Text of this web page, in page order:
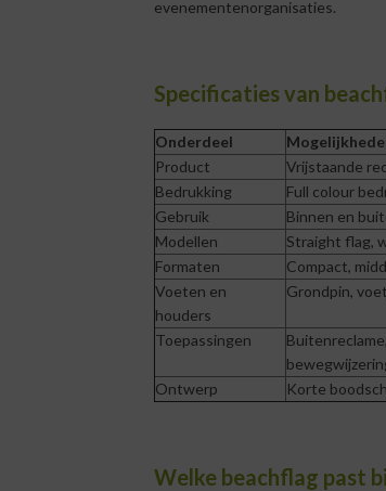
evenementenorganisaties.
Specificaties van
Onderdeel
Product
Vrijstaande
Bedrukking
Full colour
Gebruik
Binnen en
Modellen
Straight flag,
Formaten
Compact,
Voeten en
houders
Grondpin,
Toepassingen
Ontwerp
Korte
Welke beachflag past